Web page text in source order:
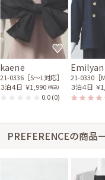
kaene
21-0336［S〜L対応］
３泊４日 ￥1,990 (税込)
0.0(0)
Emilyan
21-0330［M
３泊４日 ￥
PREFERENCEの商品